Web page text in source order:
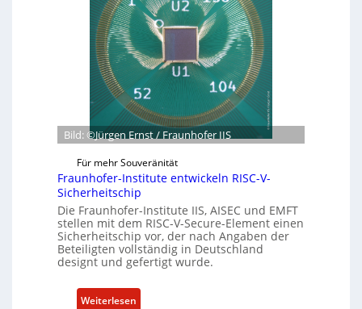
r
h
m
e
n
t
u
m
C
y
b
e
R
e
s
i
l
i
e
n
r
n
d
e
t
G
e
c
h
ä
f
t
s
e
i
Bild: ©Jürgen Ernst / Fraunhofer IIS
Für mehr Souveränität
Fraunhofer-Institute entwickeln RISC-V-
Sicherheitschip
Die Fraunhofer-Institute IIS, AISEC und EMFT
stellen mit dem RISC-V-Secure-Element einen
Sicherheitschip vor, der nach Angaben der
Beteiligten vollständig in Deutschland
designt und gefertigt wurde.
Weiterlesen